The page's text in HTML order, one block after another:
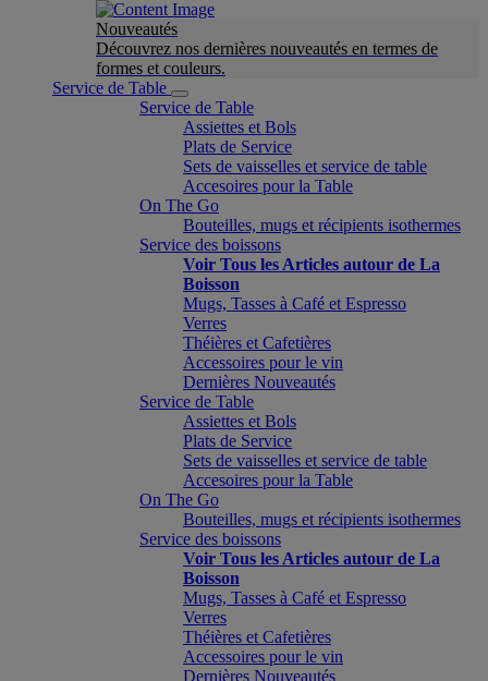
Nouveautés
Découvrez nos dernières nouveautés en termes de
formes et couleurs.
Service de Table
Service de Table
Assiettes et Bols
Plats de Service
Sets de vaisselles et service de table
Accesoires pour la Table
On The Go
Bouteilles, mugs et récipients isothermes
Service des boissons
Voir Tous les Articles autour de La
Boisson
Mugs, Tasses à Café et Espresso
Verres
Théières et Cafetières
Accessoires pour le vin
Dernières Nouveautés
Service de Table
Assiettes et Bols
Plats de Service
Sets de vaisselles et service de table
Accesoires pour la Table
On The Go
Bouteilles, mugs et récipients isothermes
Service des boissons
Voir Tous les Articles autour de La
Boisson
Mugs, Tasses à Café et Espresso
Verres
Théières et Cafetières
Accessoires pour le vin
Dernières Nouveautés